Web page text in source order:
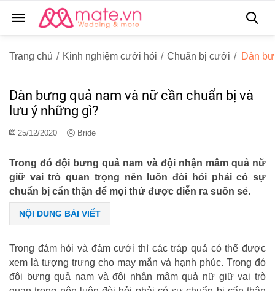
Trang chủ / Kinh nghiệm cưới hỏi / Chuẩn bị cưới / Dàn
Dàn bưng quả nam và nữ cần chuẩn bị và
lưu ý những gì?
25/12/2020 Bride
Trong đó đội bưng quả nam và đội nhận mâm quả nữ
giữ vai trò quan trọng nên luôn đòi hỏi phải có sự
chuẩn bị cẩn thận để mọi thứ được diễn ra suôn sẻ.
NỘI DUNG BÀI VIẾT
Trong đám hỏi và đám cưới thì các tráp quả có thể được
xem là tượng trưng cho may mắn và hạnh phúc. Trong đó
đội bưng quả nam và đội nhận mâm quả nữ giữ vai trò